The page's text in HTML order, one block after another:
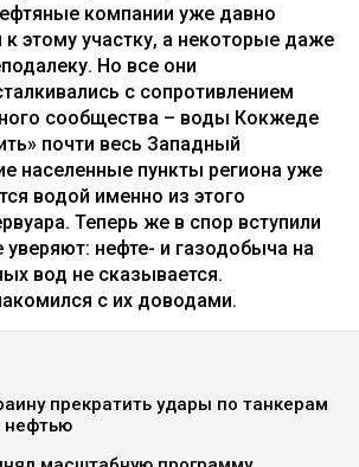
компании уже давно
этому участку, а некоторые даже
Но все они
с сопротивлением
сообщества – воды Кокжеде
почти весь Западный
населенные пункты региона уже
водой именно из этого
Теперь же в спор вступили
нефте- и газодобыча на
вод не сказывается.
с их доводами.
прекратить удары по танкерам
нефтью